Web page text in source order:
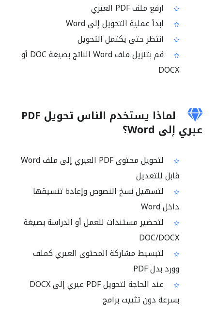
ارفع ملف PDF العبري
ابدأ عملية التحويل إلى Word
انتظر حتى يكتمل التحويل
قم بتنزيل ملف Word الناتج بصيغة DOC أو
DOCX
لماذا يستخدم الناس تحويل PDF
عبري إلى Word؟
لتحويل محتوى PDF العبري إلى ملف Word
قابل للتعديل
لتسهيل نسخ النصوص وإعادة تنسيقها
داخل Word
لتحضير مستندات للعمل أو الدراسة بصيغة
DOC/DOCX
لتبسيط مشاركة المحتوى العبري كملف
وورد بدل PDF
عند الحاجة لتحويل PDF عبري إلى DOCX
بسرعة دون تثبيت برامج